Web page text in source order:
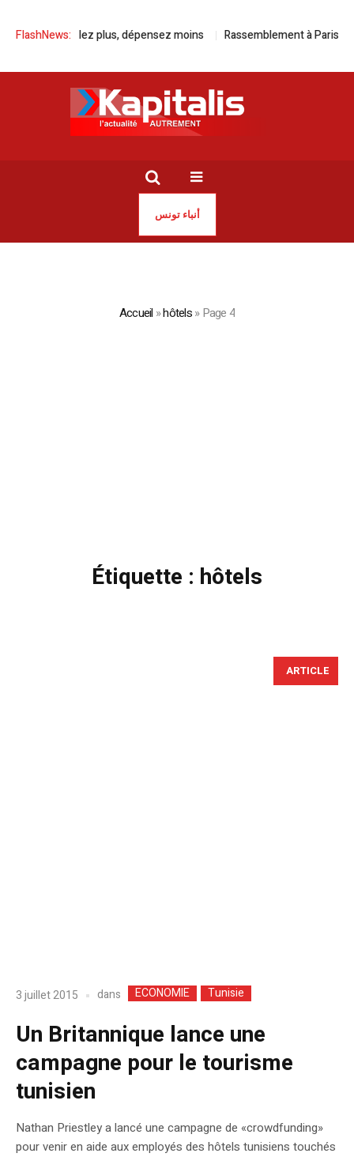
FlashNews:
Kia, roulez plus, dépensez moins Rassemblement à Paris
أنباء تونس
Accueil »hôtels»Page 4
Étiquette : hôtels
ARTICLE
3 juillet 2015 dans ECONOMIE Tunisie
Un Britannique lance une
campagne pour le tourisme
tunisien
Nathan Priestley a lancé une campagne de «crowdfunding»
pour venir en aide aux employés des hôtels tunisiens touchés